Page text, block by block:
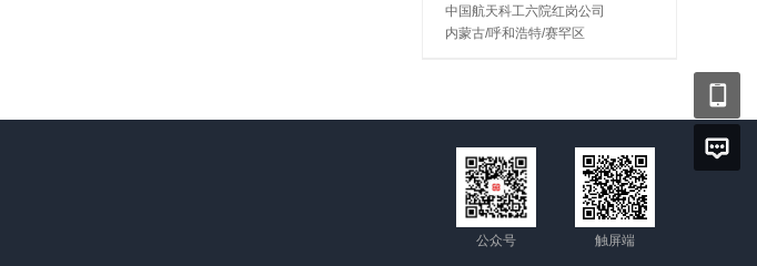
中国航天科工六院红岗公司
内蒙古/呼和浩特/赛罕区
公众号 触屏端